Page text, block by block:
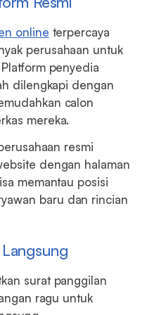
online terpercaya
perusahaan untuk
penyedia
dilengkapi dengan
calon
mereka.
resmi
dengan halaman
memantau posisi
baru dan rincian
surat panggilan
ragu untuk